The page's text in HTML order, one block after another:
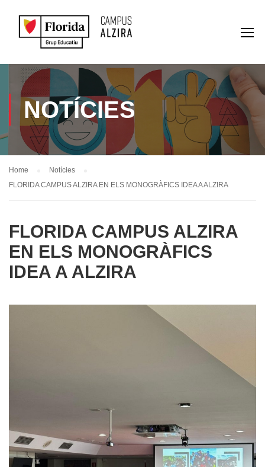
NOTÍCIES
Home
Notícies
FLORIDA CAMPUS ALZIRA EN ELS MONOGRÀFICS IDEA A ALZIRA
FLORIDA CAMPUS ALZIRA
EN ELS MONOGRÀFICS
IDEA A ALZIRA